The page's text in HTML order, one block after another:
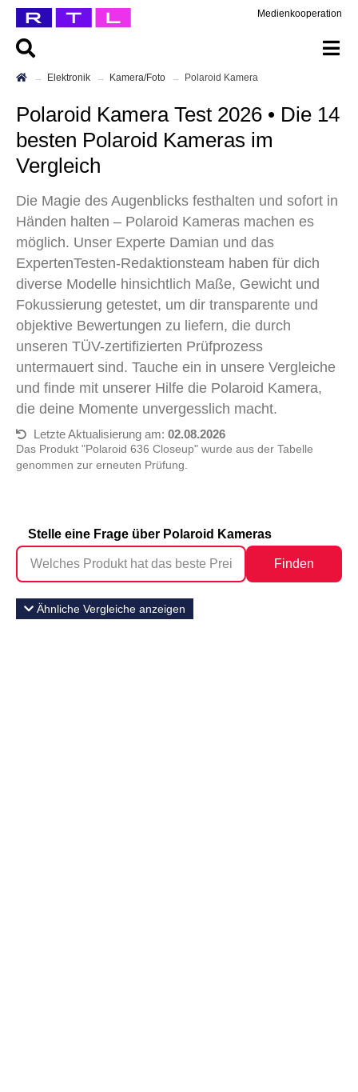
Medienkooperation
Elektronik Kamera/Foto Polaroid Kamera
Polaroid Kamera Test 2026 • Die 14
besten Polaroid Kameras im
Vergleich
Die Magie des Augenblicks festhalten und sofort in
Händen halten – Polaroid Kameras machen es
möglich. Unser Experte Damian und das
ExpertenTesten-Redaktionsteam haben für dich
diverse Modelle hinsichtlich Maße, Gewicht und
Fokussierung getestet, um dir transparente und
objektive Bewertungen zu liefern, die durch
unseren TÜV-zertifizierten Prüfprozess
untermauert sind. Tauche ein in unsere Vergleiche
und finde mit unserer Hilfe die Polaroid Kamera,
die deine Momente unvergesslich macht.
Letzte Aktualisierung am: 02.08.2026
Das Produkt "Polaroid 636 Closeup" wurde aus der Tabelle
genommen zur erneuten Prüfung.
Stelle eine Frage über Polaroid Kameras
Finden
Ähnliche Vergleiche anzeigen